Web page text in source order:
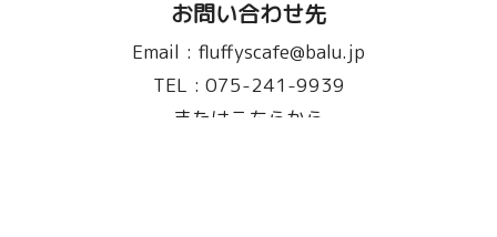
お問い合わせ先
Email : fluffyscafe@balu.jp
TEL : 075-241-9939
またはこちらから